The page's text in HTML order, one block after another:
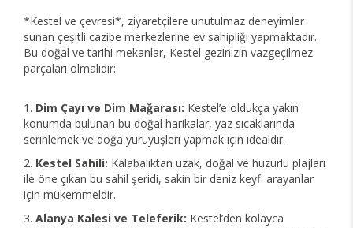
*Kestel ve çevresi*, ziyaretçilere unutulmaz deneyimler
sunan çeşitli cazibe merkezlerine ev sahipliği yapmaktadır.
Bu doğal ve tarihi mekanlar, Kestel gezinizin vazgeçilmez
parçaları olmalıdır:
Dim Çayı ve Dim Mağarası: Kestel’e oldukça yakın
konumda bulunan bu doğal harikalar, yaz sıcaklarında
serinlemek ve doğa yürüyüşleri yapmak için idealdir.
Kestel Sahili: Kalabalıktan uzak, doğal ve huzurlu plajları
ile öne çıkan bu sahil şeridi, sakin bir deniz keyfi arayanlar
için mükemmeldir.
Alanya Kalesi ve Teleferik: Kestel’den kolayca